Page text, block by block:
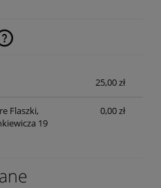
kosztów płatności
25,00 zł
Flaszki,
19
0,00 zł